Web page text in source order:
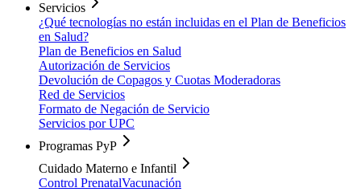
Servicios
¿Qué tecnologías no están incluidas en el Plan de Beneficios
en Salud?
Plan de Beneficios en Salud
Autorización de Servicios
Devolución de Copagos y Cuotas Moderadoras
Red de Servicios
Formato de Negación de Servicio
Servicios por UPC
Programas PyP
Cuidado Materno e Infantil
Control PrenatalVacunación